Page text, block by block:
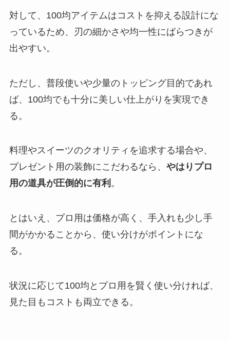
対して、100均アイテムはコストを抑える設計にな
っているため、刃の細かさや均一性にばらつきが
出やすい。
ただし、普段使いや少量のトッピング目的であれ
ば、100均でも十分に美しい仕上がりを実現でき
る。
料理やスイーツのクオリティを追求する場合や、
プレゼント用の装飾にこだわるなら、 やはりプロ
用の道具が圧倒的に有利 。
とはいえ、プロ用は価格が高く、手入れも少し手
間がかかることから、使い分けがポイントにな
る。
状況に応じて100均とプロ用を賢く使い分ければ、
見た目もコストも両立できる。